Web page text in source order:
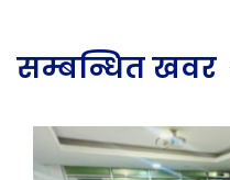
सम्बन्धित खवर